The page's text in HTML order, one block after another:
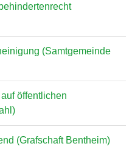
(Samtgemeinde
öffentlichen
(Grafschaft Bentheim)